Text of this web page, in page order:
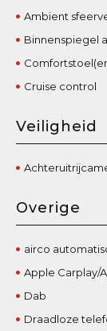
Ambient
Binnenspiegel
Cruise control
Veiligheid
Overige
airco
Apple Carplay/
Dab
Draadloze